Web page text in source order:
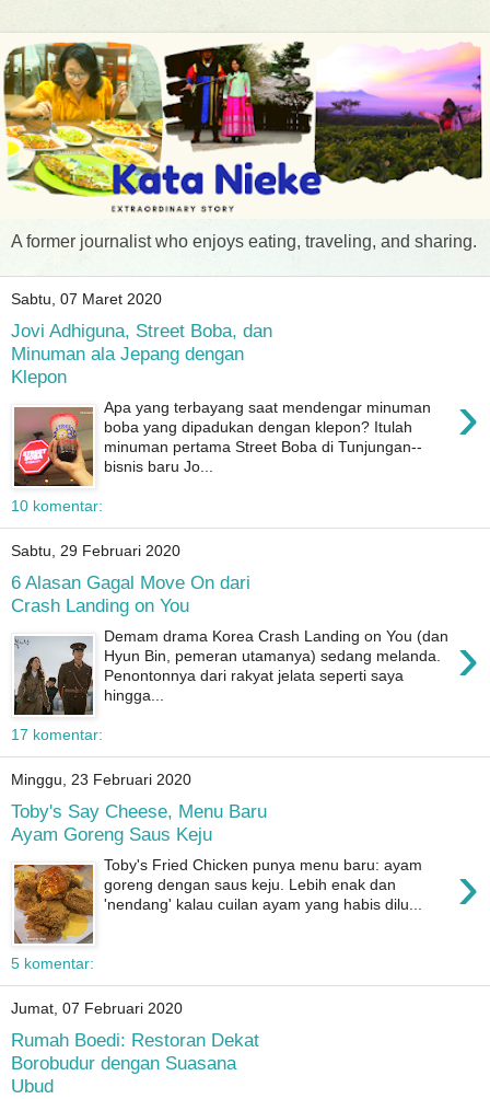
A former journalist who enjoys eating, traveling, and sharing.
Sabtu, 07 Maret 2020
Jovi Adhiguna, Street Boba, dan
Minuman ala Jepang dengan
Klepon
›
Apa yang terbayang saat mendengar minuman
boba yang dipadukan dengan klepon? Itulah
minuman pertama Street Boba di Tunjungan--
bisnis baru Jo...
10 komentar:
Sabtu, 29 Februari 2020
6 Alasan Gagal Move On dari
Crash Landing on You
›
Demam drama Korea Crash Landing on You (dan
Hyun Bin, pemeran utamanya) sedang melanda.
Penontonnya dari rakyat jelata seperti saya
hingga...
17 komentar:
Minggu, 23 Februari 2020
Toby's Say Cheese, Menu Baru
Ayam Goreng Saus Keju
›
Toby's Fried Chicken punya menu baru: ayam
goreng dengan saus keju. Lebih enak dan
'nendang' kalau cuilan ayam yang habis dilu...
5 komentar:
Jumat, 07 Februari 2020
Rumah Boedi: Restoran Dekat
Borobudur dengan Suasana
Ubud